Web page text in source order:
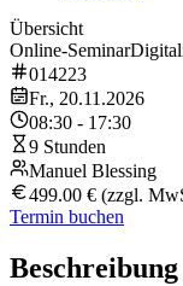
Übersicht
Online-Seminar
014223
Fr., 20.11.2026
08:30 - 17:30
9 Stunden
Manuel Blessing
499.00 € (zzgl.
Termin buchen
Beschreibung